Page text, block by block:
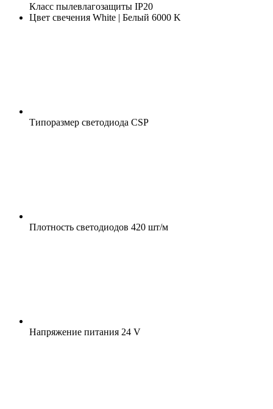
Класс пылевлагозащиты IP20
Цвет свечения White | Белый 6000 K
Типоразмер светодиода CSP
Плотность светодиодов 420 шт/м
Напряжение питания 24 V